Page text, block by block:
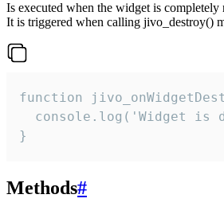
Is executed when the widget is completely
It is triggered when calling jivo_destroy()
function
console.log('Widget is
}
Methods#